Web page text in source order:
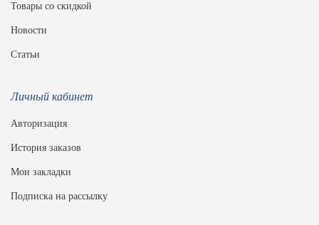
Товары со скидкой
Новости
Статьи
Личный кабинет
Авторизация
История заказов
Мои закладки
Подписка на рассылку